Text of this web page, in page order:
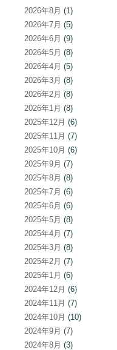
2026年8月 (1)
2026年7月 (5)
2026年6月 (9)
2026年5月 (8)
2026年4月 (5)
2026年3月 (8)
2026年2月 (8)
2026年1月 (8)
2025年12月 (6)
2025年11月 (7)
2025年10月 (6)
2025年9月 (7)
2025年8月 (8)
2025年7月 (6)
2025年6月 (6)
2025年5月 (8)
2025年4月 (7)
2025年3月 (8)
2025年2月 (7)
2025年1月 (6)
2024年12月 (6)
2024年11月 (7)
2024年10月 (10)
2024年9月 (7)
2024年8月 (3)